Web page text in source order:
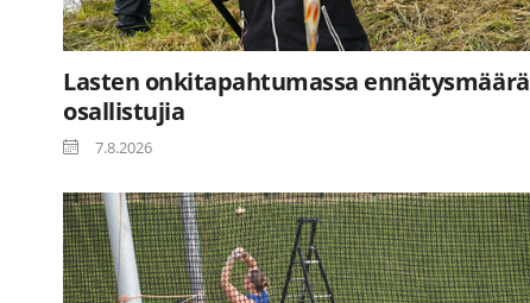
Lasten onkitapahtumassa ennätysmäärä
osallistujia
7.8.2026